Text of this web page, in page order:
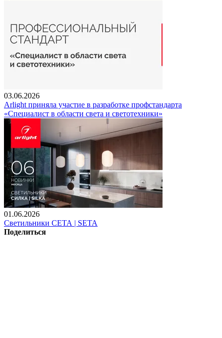
03.06.2026
Arlight приняла участие в разработке профстандарта
«Специалист в области света и светотехники»
01.06.2026
Светильники СЕТА | SETA
Поделиться